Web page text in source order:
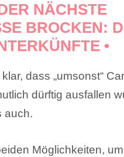
NÄCHSTE
BROCKEN:
•
dass „umsonst“
dürftig ausfallen
auch.
Möglichkeiten,